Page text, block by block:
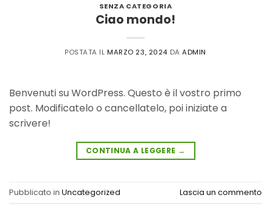
SENZA CATEGORIA
Ciao mondo!
POSTATA ILMARZO 23, 2024 DAADMIN
Benvenuti su WordPress. Questo è il vostro primo
post. Modificatelo o cancellatelo, poi iniziate a
scrivere!
CONTINUA A LEGGERE →
Pubblicato in Uncategorized Lascia un commento